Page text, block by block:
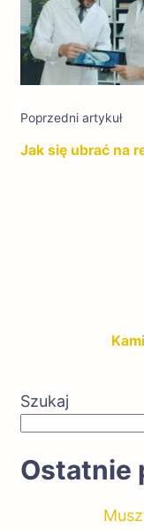
Poprzedni artykuł
Jak się ubrać na
Szukaj
Ostatnie